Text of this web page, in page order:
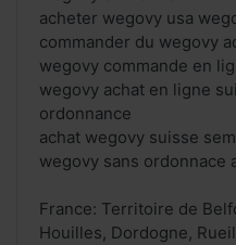
acheter wegovy usa
commander du wegovy
wegovy commande en
wegovy achat en ligne
ordonnance
achat wegovy suisse
wegovy sans ordonnace
France: Territoire de
Houilles, Dordogne,